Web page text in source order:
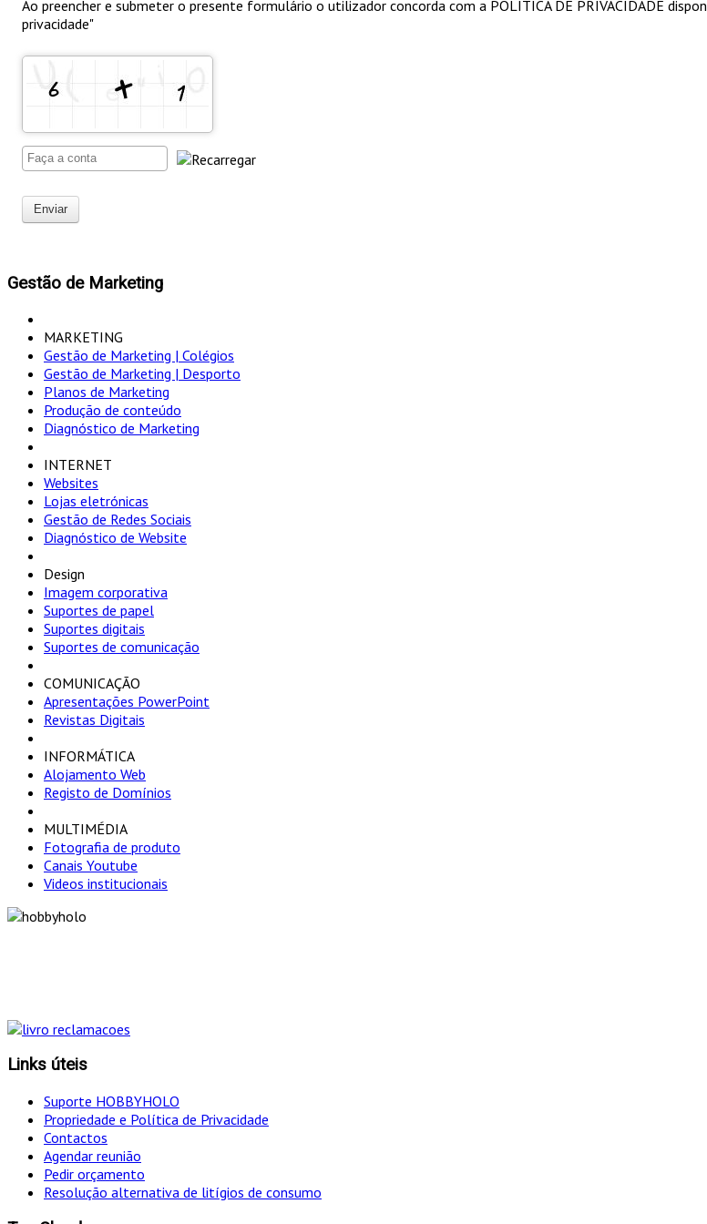
Ao preencher e submeter o presente formulário o utilizador concorda com a POLITICA DE PRIVACIDADE
privacidade"
Enviar
Gestão de Marketing
MARKETING
Gestão de Marketing | Colégios
Gestão de Marketing | Desporto
Planos de Marketing
Produção de conteúdo
Diagnóstico de Marketing
INTERNET
Websites
Lojas eletrónicas
Gestão de Redes Sociais
Diagnóstico de Website
Design
Imagem corporativa
Suportes de papel
Suportes digitais
Suportes de comunicação
COMUNICAÇÃO
Apresentações PowerPoint
Revistas Digitais
INFORMÁTICA
Alojamento Web
Registo de Domínios
MULTIMÉDIA
Fotografia de produto
Canais Youtube
Videos institucionais
Links úteis
Suporte HOBBYHOLO
Propriedade e Política de Privacidade
Contactos
Agendar reunião
Pedir orçamento
Resolução alternativa de litígios de consumo